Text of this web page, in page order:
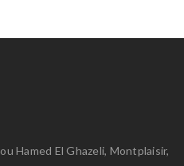
Hamed El Ghazeli, Montplaisir,